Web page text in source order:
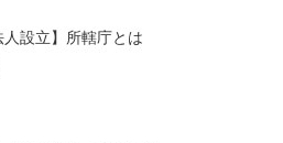
人設立】所轄庁とは